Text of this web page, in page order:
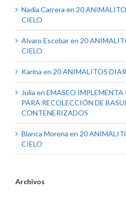
Nadia Carrera en 20
CIELO
Alvaro Escobaren 20
CIELO
Karina en 20 ANIMALITOS
Julia en EMASEO
PARA RECOLECCIÓN DE
CONTENERIZADOS
Blanca Morena en 20
CIELO
Archivos